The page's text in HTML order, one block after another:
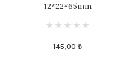
12*22*65mm
145,00 ₺